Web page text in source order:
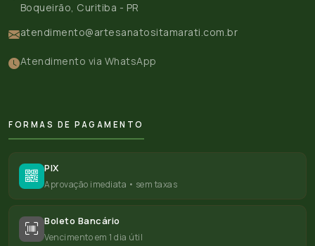
Boqueirão, Curitiba - PR
atendimento@artesanatositamarati.com.br
Atendimento via WhatsApp
FORMAS DE PAGAMENTO
PIX
Aprovação imediata • sem taxas
Boleto Bancário
Vencimento em 1 dia útil